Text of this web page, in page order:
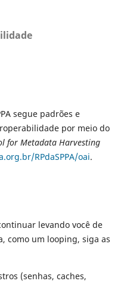
segue padrões e
por meio do
for Metadata Harvesting
br/RPdaSPPA/oai.
levando você de
como um looping, siga as
(senhas, caches,